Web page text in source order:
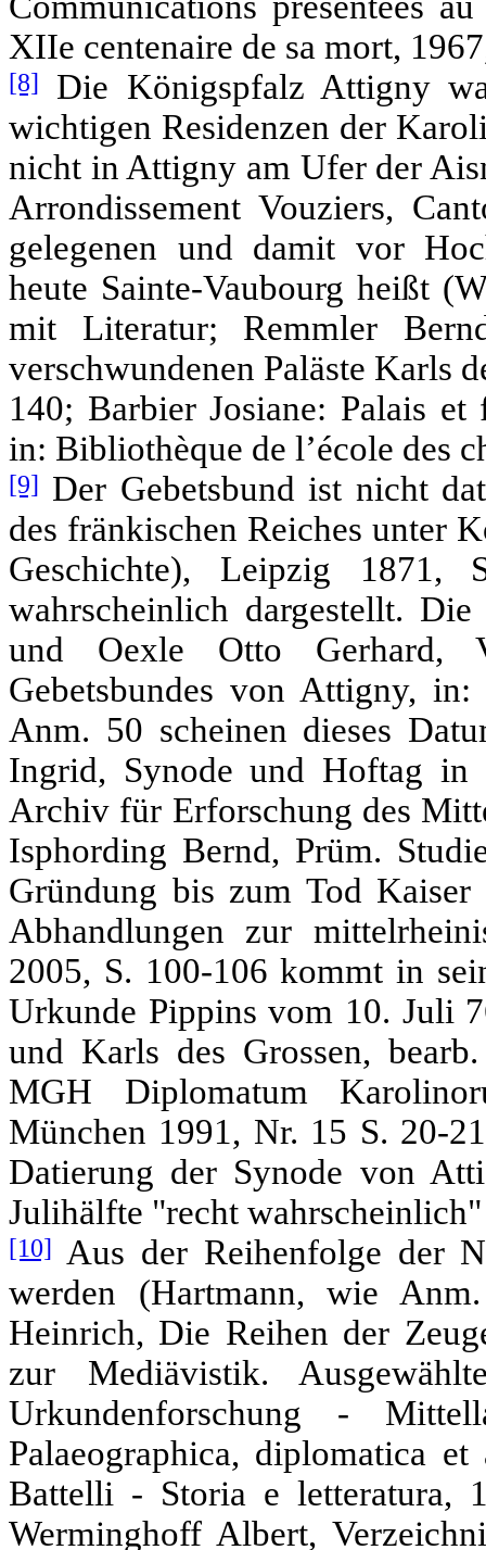
XIIe centenaire de sa mort,
[8]
Die Königspfalz Attigny
wichtigen Residenzen der
nicht in Attigny am Ufer der
Arrondissement Vouziers,
gelegenen und damit vor
heute Sainte-Vaubourg heißt
mit Literatur; Remmler
verschwundenen Paläste Karls
140; Barbier Josiane: Palais
in: Bibliothèque de l’école des
[9] Der Gebetsbund ist nicht
des fränkischen Reiches unter
Geschichte), Leipzig
wahrscheinlich dargestellt.
und Oexle Otto Gerhard,
Gebetsbundes von Attigny,
Anm. 50 scheinen dieses
Ingrid, Synode und Hoftag in
Archiv für Erforschung des
Isphording Bernd, Prüm.
Gründung bis zum Tod
Abhandlungen zur
2005, S. 100-106 kommt in
Urkunde Pippins vom 10. Juli
und Karls des Grossen,
MGH Diplomatum
München 1991, Nr. 15 S. 20-
Datierung der Synode von
Julihälfte "recht
[10] Aus der Reihenfolge der
werden (Hartmann, wie
Heinrich, Die Reihen der
zur Mediävistik.
Urkundenforschung -
Palaeographica, diplomatica
Battelli - Storia e letteratura,
Werminghoff Albert,